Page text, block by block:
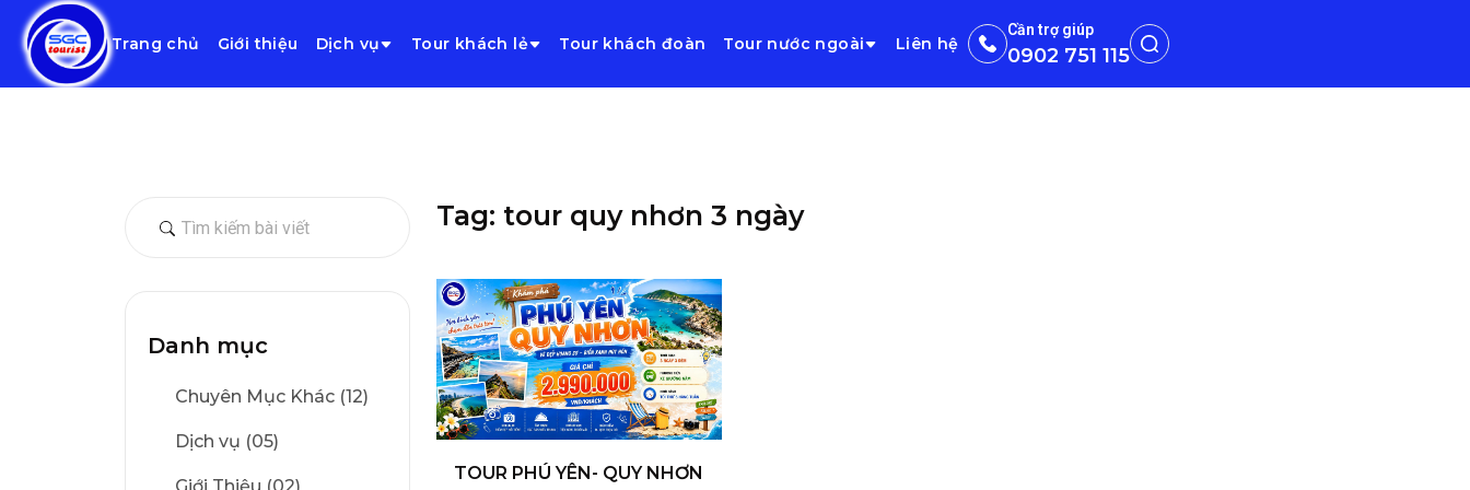
Trang chủ Giới thiệu Dịch vụ Tour khách lẻ Tour khách đoàn Tour nước ngoài Liên hệ
Cần trợ giúp
0902 751 115
Danh mục
Chuyên Mục Khác (12)
Dịch vụ (05)
Tag: tour quy nhơn 3 ngày
TOUR PHÚ YÊN- QUY NHƠN